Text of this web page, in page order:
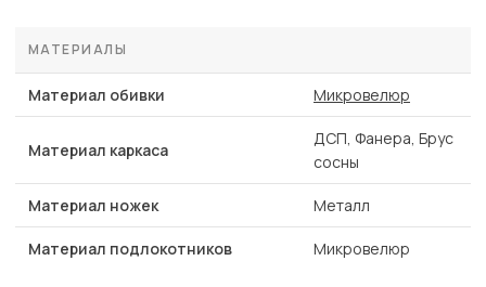
МАТЕРИАЛЫ
Материал обивки Микровелюр
Материал каркаса
ДСП, Фанера, Брус
сосны
Материал ножек Металл
Материал подлокотников Микровелюр